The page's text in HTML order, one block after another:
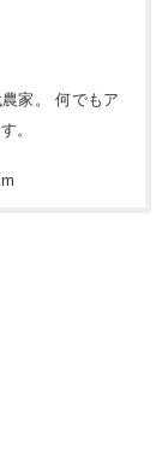
家。 何でもア
。